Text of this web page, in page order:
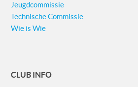
Jeugdcommissie
Technische Commissie
Wie is Wie
CLUB INFO